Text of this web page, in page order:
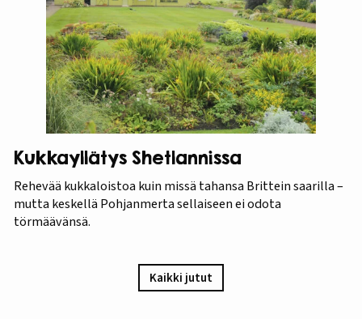
Kukkayllätys Shetlannissa
Rehevää kukkaloistoa kuin missä tahansa Brittein saarilla –
mutta keskellä Pohjanmerta sellaiseen ei odota
törmäävänsä.
Kaikki jutut